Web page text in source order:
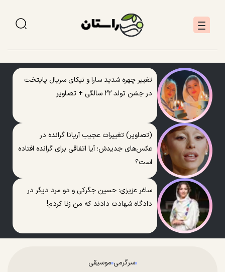
تغییر چهره شدید سارا و نیکای سریال پایتخت
در جشن تولد ۲۲ سالگی + تصاویر
(تصاویر) تغییرات عجیب آریانا گرانده در
عکس‌های جدیدش؛ آیا اتفاقی برای گرانده افتاده
است؟
ساغر عزیزی: حسین جگرکی و دو مرد دیگر در
دادگاه شهادت دادند که من زنا کردم!
سرگرمیموسیقی